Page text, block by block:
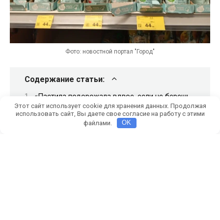
Фото: новостной портал "Город"
Содержание статьи:
«Пастила подорожала вдвое, если не берешь
четыре»
Переплата или лишний вес в коляске
Маркетинговая уловка или желание продать
Этот сайт использует cookie для хранения данных. Продолжая
использовать сайт, Вы даете свое согласие на работу с этими
файлами.
OK